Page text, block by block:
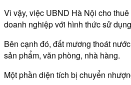
Vì vậy, việc UBND Hà Nội cho
doanh nghiệp với hình thức sử
Bên cạnh đó, đất mương thoát
sản phẩm, văn phòng, nhà hàng.
Một phần diện tích bị chuyển